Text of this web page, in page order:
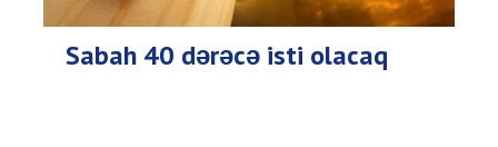
Sabah 40 dərəcə isti olacaq